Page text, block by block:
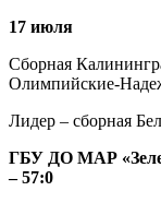
17 июля
Сборная
Олимпийские-
Лидер – сборная
ГБУ ДО МАР
– 57:0